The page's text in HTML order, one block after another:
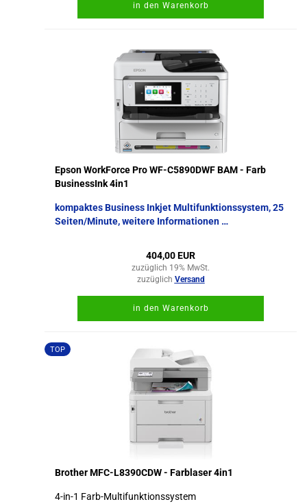
in den Warenkorb
Epson WorkForce Pro WF-C5890DWF BAM - Farb
BusinessInk 4in1
kompaktes Business Inkjet Multifunktionssystem, 25
Seiten/Minute, weitere Informationen …
404,00 EUR
zuzüglich 19% MwSt.
zuzüglich Versand
in den Warenkorb
TOP
Brother MFC-L8390CDW - Farblaser 4in1
4-in-1 Farb-Multifunktionssystem